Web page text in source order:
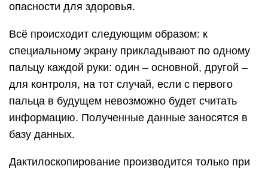
опасности для здоровья.
Всё происходит следующим образом: к
специальному экрану прикладывают по одному
пальцу каждой руки: один – основной, другой –
для контроля, на тот случай, если с первого
пальца в будущем невозможно будет считать
информацию. Полученные данные заносятся в
базу данных.
Дактилоскопирование производится только при